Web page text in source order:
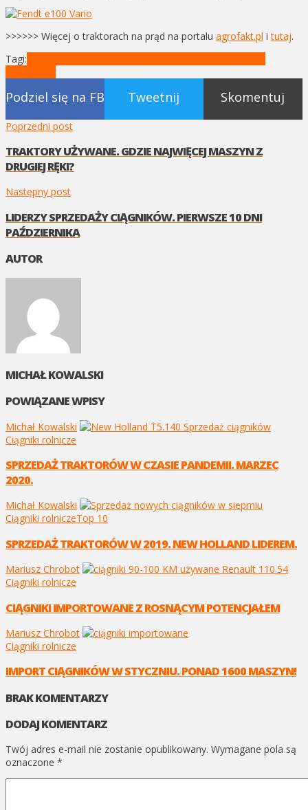
>>>>>> Więcej o traktorach na prąd na portalu agrofakt.pl itutaj.
Tagi:
Podziel się na FB Tweetnij Skomentuj
Poprzedni post
TRAKTORY UŻYWANE. GDZIE NAJWIĘCEJ MASZYN Z
DRUGIEJ RĘKI?
Następny post
LIDERZY SPRZEDAŻY CIĄGNIKÓW. PIERWSZE 10 DNI
PAŹDZIERNIKA
AUTOR
MICHAŁ KOWALSKI
POWIĄZANE WPISY
Michał Kowalski
Ciągniki rolnicze
SPRZEDAŻ TRAKTORÓW W CZASIE PANDEMII. MARZEC
2020.
Michał Kowalski
Ciągniki rolniczeTop 10
SPRZEDAŻ TRAKTORÓW W 2019. NEW HOLLAND LIDEREM.
Mariusz Chrobot
Ciągniki rolnicze
CIĄGNIKI IMPORTOWANE Z ROSNĄCYM POTENCJAŁEM
Mariusz Chrobot
Ciągniki rolnicze
IMPORT CIĄGNIKÓW W STYCZNIU. PONAD 1600 MASZYN!
BRAK KOMENTARZY
DODAJ KOMENTARZ
Twój adres e-mail nie zostanie opublikowany. Wymagane pola są
oznaczone *